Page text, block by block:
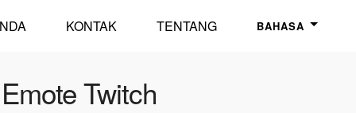
KONTAK TENTANG BAHASA
Twitch